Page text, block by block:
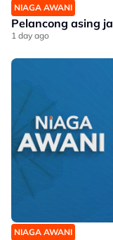
NIAGA AWANI
Pelancong asing
1 day ago
NIAGA AWANI